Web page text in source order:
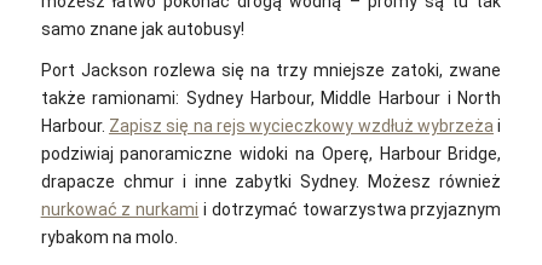
samo znane jak autobusy!
Port Jackson rozlewa się na trzy mniejsze zatoki, zwane
także ramionami: Sydney Harbour, Middle Harbour i North
Harbour. Zapisz się na rejs wycieczkowy wzdłuż wybrzeżai
podziwiaj panoramiczne widoki na Operę, Harbour Bridge,
drapacze chmur i inne zabytki Sydney. Możesz również
nurkować z nurkami i dotrzymać towarzystwa przyjaznym
rybakom na molo.